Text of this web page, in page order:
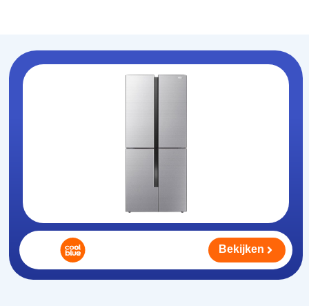
Bekijken